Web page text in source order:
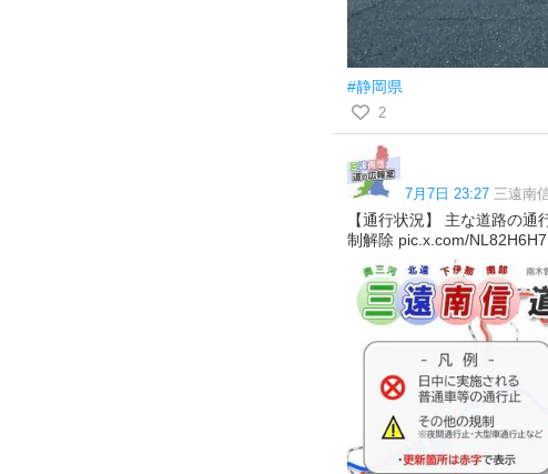
#静岡県
2
7月7日 23:27 三遠南
【通行状況】 主な道路の
制解除 pic.x.com/